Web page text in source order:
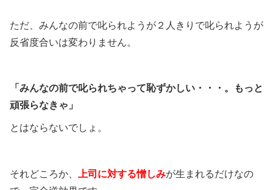
ただ、みんなの前で叱られようが２人きりで叱られようが
反省度合いは変わりません。
「みんなの前で叱られちゃって恥ずかしい・・・。もっと
頑張らなきゃ」
とはならないでしょ。
それどころか、 上司に対する憎しみが生まれるだけなの